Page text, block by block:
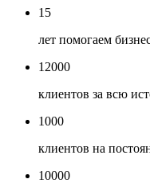
15
лет помогаем
12000
клиентов за всю
1000
клиентов на
10000